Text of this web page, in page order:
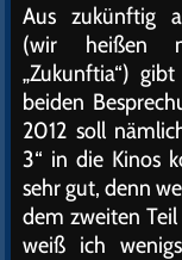
Aus zukünftig
(wir heißen
„Zukunftia“)
beiden
2012 soll
3“ in die Kinos
sehr gut, denn
dem zweiten
weiß ich